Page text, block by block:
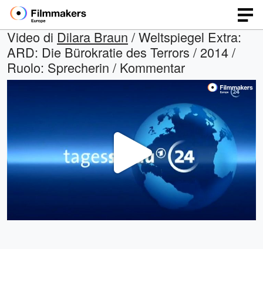
Video di Dilara Braun / Weltspiegel Extra:
ARD: Die Bürokratie des Terrors / 2014 /
Ruolo: Sprecherin / Kommentar
Play
Video